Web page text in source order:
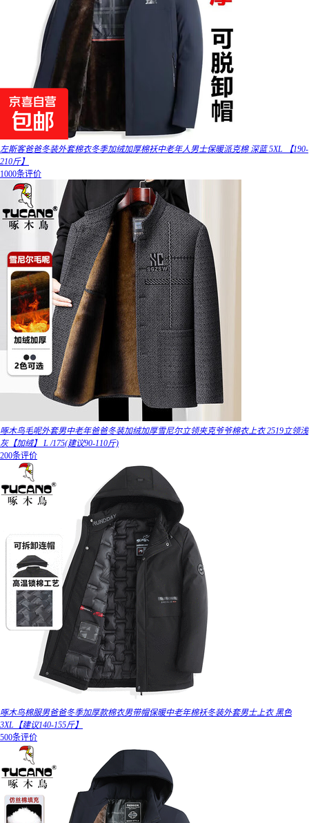
左斯客爸爸冬装外套棉衣冬季加绒加厚棉袄中老年人男士保暖派克棉 深蓝 5XL 【190-
210斤】
1000条评价
啄木鸟毛呢外套男中老年爸爸冬装加绒加厚雪尼尔立领夹克爷爷棉衣上衣 2519立领浅
灰【加绒】 L /175(建议90-110斤)
200条评价
啄木鸟棉服男爸爸冬季加厚款棉衣男带帽保暖中老年棉袄冬装外套男士上衣 黑色
3XL【建议140-155斤】
500条评价